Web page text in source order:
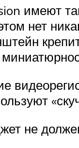
имеют
нет
не